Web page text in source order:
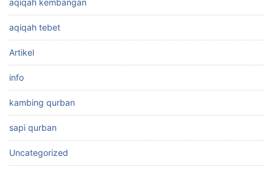
aqiqah tebet
Artikel
info
kambing qurban
sapi qurban
Uncategorized